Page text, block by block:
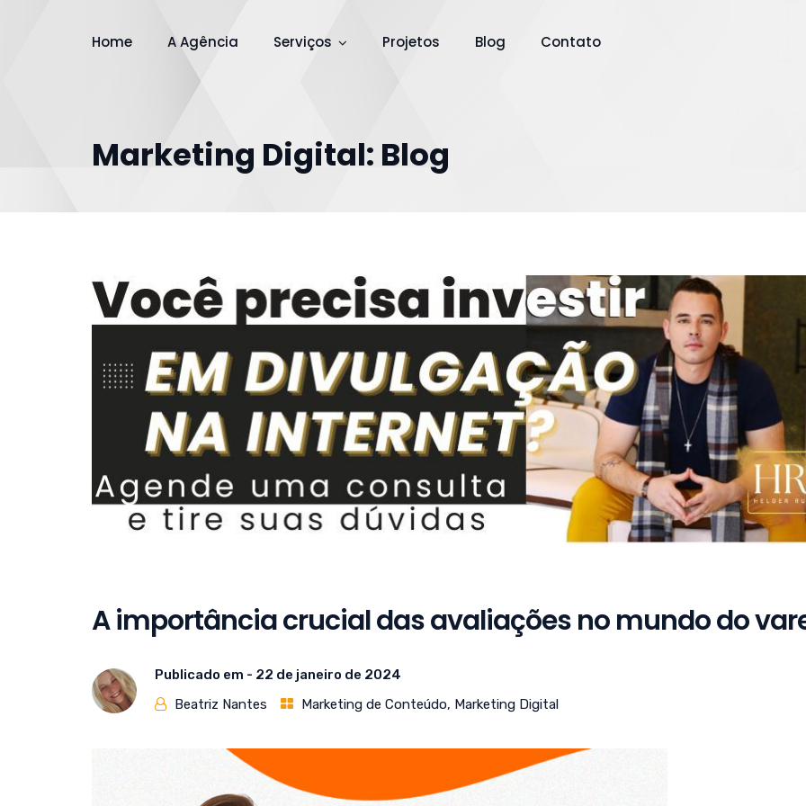
Home A Agência Serviços Projetos Blog Contato
Marketing Digital: Blog
A importância crucial das avaliações no mundo do
Publicado em - 22 de janeiro de 2024
Beatriz Nantes
Marketing de Conteúdo, Marketing Digital